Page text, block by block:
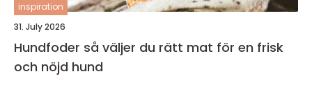
inspiration
31. July 2026
Hundfoder så väljer du rätt mat för en frisk
och nöjd hund